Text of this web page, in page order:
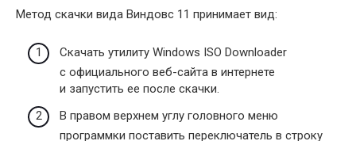
Метод скачки вида Виндовс 11 принимает вид:
Скачать утилиту Windows ISO Downloader
с официального веб-сайта в интернете
и запустить ее после скачки.
В правом верхнем углу головного меню
программки поставить переключатель в строку